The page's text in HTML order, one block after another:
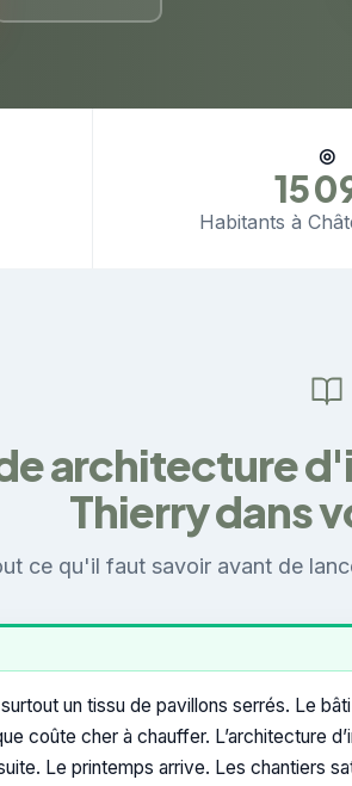
◎
15
Habitants à
architecture
Thierry dans
ce qu'il faut savoir avant de
un tissu de pavillons serrés. Le
coûte cher à chauffer. L’architecture
Le printemps arrive. Les